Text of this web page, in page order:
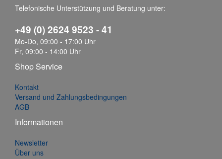
Telefonische Unterstützung und Beratung unter:
+49 (0) 2624 9523 - 41
Mo-Do, 09:00 - 17:00 Uhr
Fr, 09:00 - 14:00 Uhr
Shop Service
Kontakt
Versand und Zahlungsbedingungen
AGB
Informationen
Newsletter
Über uns